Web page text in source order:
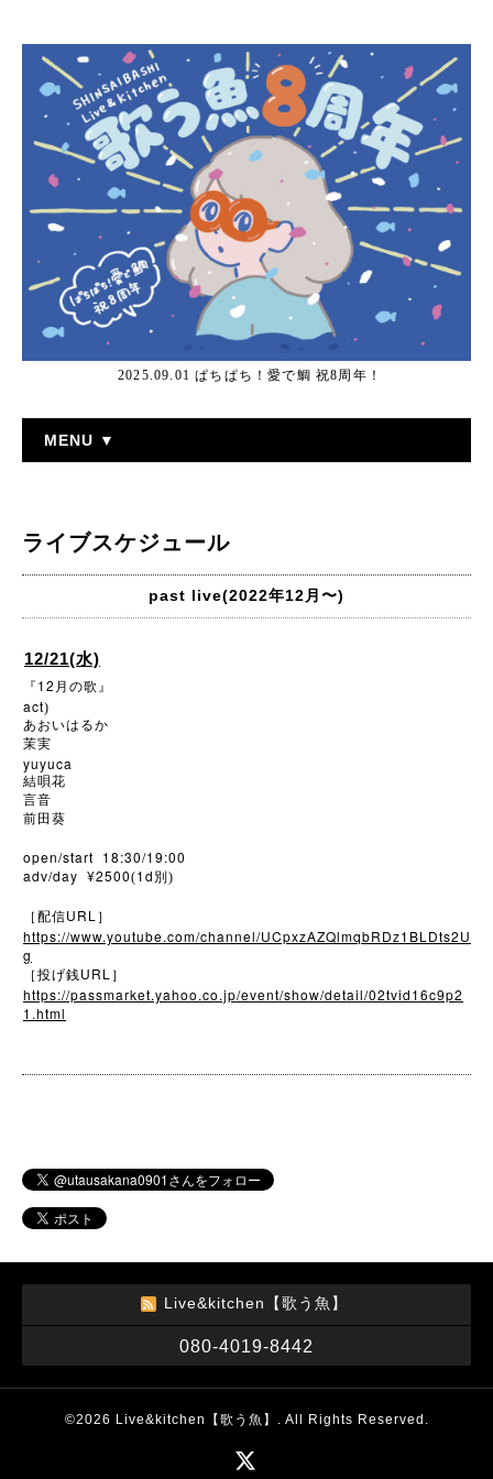
2025.09.01 ぱちぱち！愛で鯛 祝8周年！
MENU ▼
ライブスケジュール
past live(2022年12月〜)
12/21(水)
『 12 月の歌』
act)
あおいはるか
茉実
yuyuca
結唄花
言音
前田葵
open/start 18:30/19:00
adv/day ¥2500(1d 別)
［配信URL ］
https://www.youtube.com/channel/UCpxzAZQlmqbRDz1BLDts2U
g
［投げ銭URL ］
https://passmarket.yahoo.co.jp/event/show/detail/02tvid16c9p2
1.html
Live&kitchen【歌う魚】
080-4019-8442
©2026 Live&kitchen【歌う魚】 . All Rights Reserved.